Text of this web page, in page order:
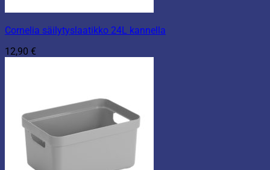
Cornelia säilytyslaatikko 24L kannella
12,90 €